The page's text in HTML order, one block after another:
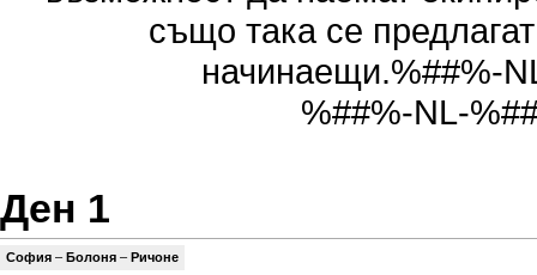
също така се
начинаещи.%##%-
%##%-NL-
Ден 1
София – Болоня – Ричоне